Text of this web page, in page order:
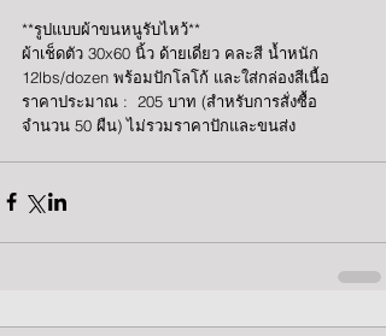
**รูปแบบผ้าขนหนูรับไหว้**
ผ้าเช็ดตัว 30x60 นิ้ว ด้ายเดี่ยว คละสี น้ำหนัก
12lbs/dozen พร้อมปักโลโก้ และใส่กล่องสีเนื้อ
ราคาประมาณ :  205 บาท (สำหรับการสั่งซื้อ
จำนวน 50 ผืน) ไม่รวมราคาปักและขนส่ง